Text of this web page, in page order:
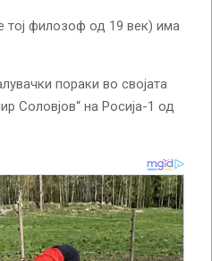
тој филозоф од 19 век) има
пораки во својата
Соловјов“ на Росија-1 од